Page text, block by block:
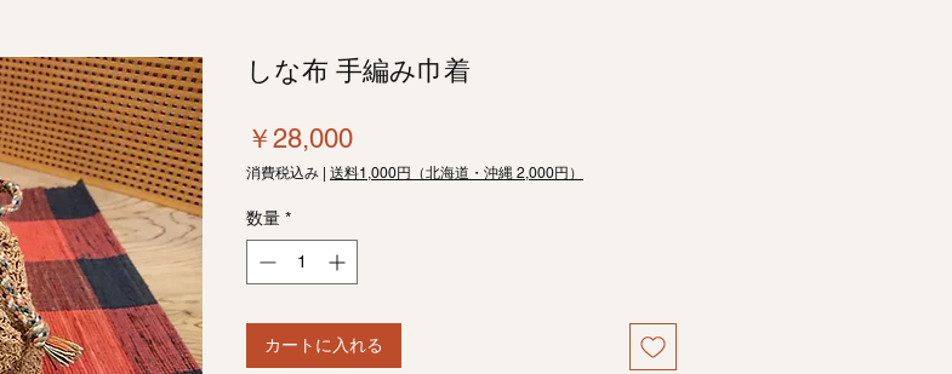
しな布 手編み巾着
￥28,000価
格
消費税込み | 送料1,000円（北海道・沖縄 2,000円）
数量 *
カートに入れる